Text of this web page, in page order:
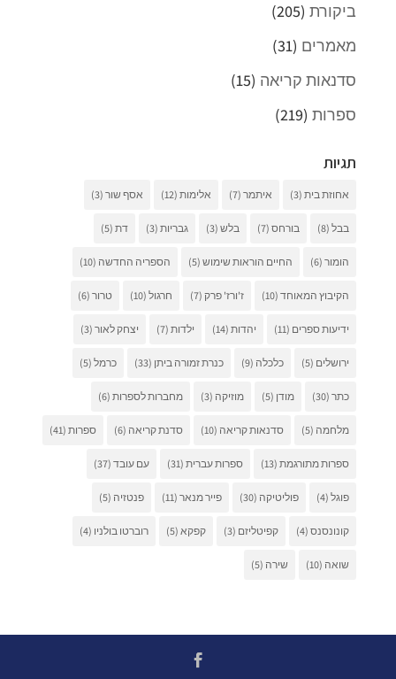
ביקורת(205)
מאמרים (31)
סדנאות קריאה (15)
ספרות(219)
תגיות
אחוזת בית(3) איתמר(7) אלימות(12) אסף שור(3)
בבל(8) בורחס(7) בלש(3) גבריות(3) דת(5)
הומור(6) החיים הוראות שימוש(5) הספריה החדשה (10)
הקיבוץ המאוחד(10) ז'ורז' פרק(7) חרגול(10) טרור(6)
ידיעות ספרים (11) יהדות(14) ילדות(7) יצחק לאור(3)
ירושלים (5) כלכלה (9) כנרת זמורה ביתן (33) כרמל(5)
כתר(30) מודן (5) מוזיקה (3) מחברות לספרות(6)
מלחמה (5) סדנאות קריאה (10) סדנת קריאה (6) ספרות(41)
ספרות מתורגמת(13) ספרות עברית(31) עם עובד(37)
פוגל(4) פוליטיקה (30) פייר מנאר(11) פנטזיה (5)
קונונסנס(4) קפיטליזם (3) קפקא(5) רוברטו בולניו (4)
שואה (10) שירה (5)